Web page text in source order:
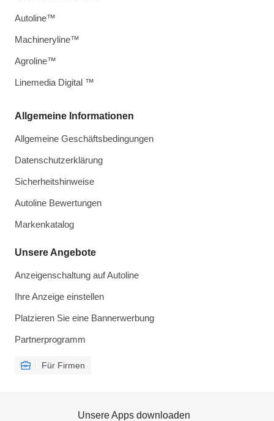
Allgemeine Informationen
Allgemeine Geschäftsbedingungen
Datenschutzerklärung
Sicherheitshinweise
Autoline Bewertungen
Markenkatalog
Unsere Angebote
Anzeigenschaltung auf Autoline
Ihre Anzeige einstellen
Platzieren Sie eine Bannerwerbung
Partnerprogramm
Für Firmen
Autoline™
Machineryline™
Agroline™
Linemedia Digital ™
Unsere Apps downloaden